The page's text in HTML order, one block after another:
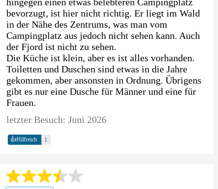
bevorzugt, ist hier nicht richtig. Er liegt im Wald
in der Nähe des Zentrums, was man vom
Campingplatz aus jedoch nicht sehen kann. Auch
der Fjord ist nicht zu sehen.
Die Küche ist klein, aber es ist alles vorhanden.
Toiletten und Duschen sind etwas in die Jahre
gekommen, aber ansonsten in Ordnung. Übrigens
gibt es nur eine Dusche für Männer und eine für
Frauen.
letzter Besuch: Juni 2026
👍Hilfreich 1